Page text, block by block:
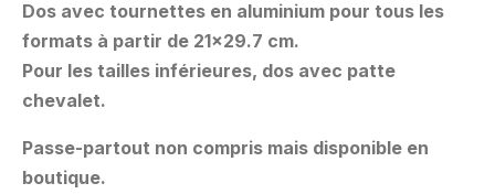
Dos avec tournettes en aluminium pour tous les
formats à partir de 21×29.7 cm.
Pour les tailles inférieures, dos avec patte
chevalet.
Passe-partout non compris mais disponible en
boutique.